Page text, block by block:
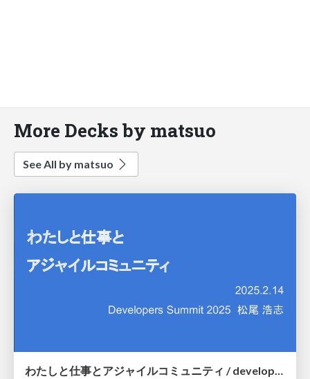
More Decks by matsuo
See All by matsuo
わたしと仕事とアジャイルコミュニティ / developers summit 2025